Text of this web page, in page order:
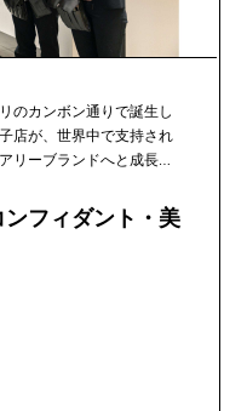
のカンボン通りで誕生し
店が、世界中で支持され
リーブランドへと成長
フィダント・美